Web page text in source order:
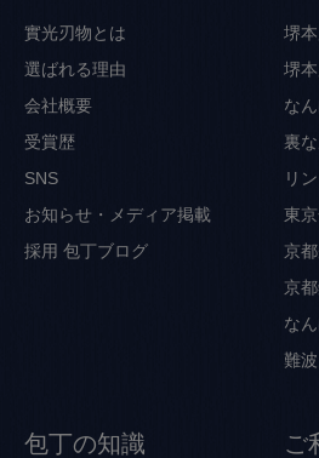
實光刃物とは
選ばれる理由
会社概要
受賞歴
SNS
お知らせ・メディア掲載
採用 包丁ブログ
堺
堺
な
裏
リ
東
京
京
な
難
包丁の知識 ご